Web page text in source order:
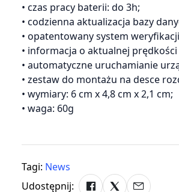
• czas pracy baterii: do 3h;
• codzienna aktualizacja bazy
• opatentowany system
• informacja o aktualnej
• automatyczne uruchamianie
• zestaw do montażu na desce
• wymiary: 6 cm x 4,8 cm x 2,1 cm;
• waga: 60g
Tagi: News
Udostępnij: